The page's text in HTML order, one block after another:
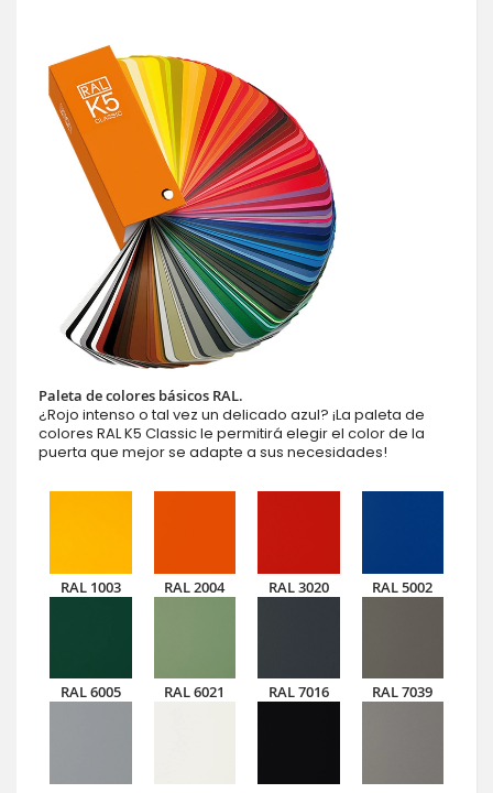
Paleta de colores básicos RAL.
¿Rojo intenso o tal vez un delicado azul? ¡La paleta de
colores RAL K5 Classic le permitirá elegir el color de la
puerta que mejor se adapte a sus necesidades!
RAL 1003 RAL 2004 RAL 3020 RAL 5002
RAL 6005 RAL 6021 RAL 7016 RAL 7039